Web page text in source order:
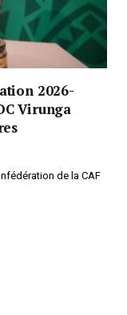
2026-
Virunga
de la CAF